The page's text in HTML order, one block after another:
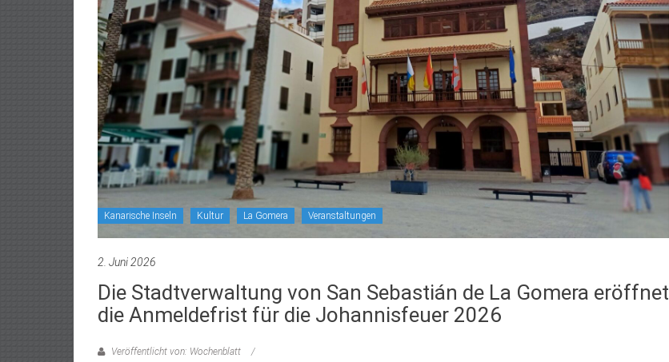
Kanarische Inseln Kultur La Gomera Veranstaltungen
2. Juni 2026
Die Stadtverwaltung von San Sebastián de La Gomera eröffnet
die Anmeldefrist für die Johannisfeuer 2026
Veröffentlicht von: Wochenblatt